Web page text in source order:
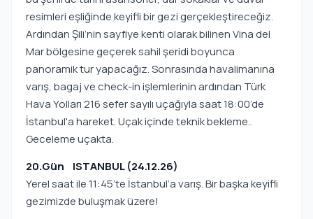
resimleri eşliğinde keyifli bir gezi gerçekleştireceğiz.
Ardından Şili’nin sayfiye kenti olarak bilinen Vina del
Mar bölgesine geçerek sahil şeridi boyunca
panoramik tur yapacağız. Sonrasında havalimanına
varış, bagaj ve check-in işlemlerinin ardından Türk
Hava Yolları 216 sefer sayılı uçağıyla saat 18:00’de
İstanbul'a hareket. Uçak içinde teknik bekleme..
Geceleme uçakta.
20.Gün ISTANBUL (24.12.26)
Yerel saat ile 11:45’te İstanbul’a varış. Bir başka keyifli
gezimizde buluşmak üzere!